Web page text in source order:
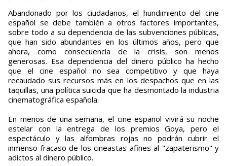
Abandonado por los ciudadanos, el hundimiento del cine
español se debe también a otros factores importantes,
sobre todo a su dependencia de las subvenciones públicas,
que han sido abundantes en los últimos años, pero que
ahora, como consecuencia de la crisis, son menos
generosas. Esa dependencia del dinero público ha hecho
que el cine español no sea competitivo y que haya
recaudado sus recursos más en los despachos que en las
taquillas, una política suicida que ha desmontado la industria
cinematográfica española.
En menos de una semana, el cine español vivirá su noche
estelar con la entrega de los premios Goya, pero el
espectáculo y las alfombras rojas no podrán cubrir el
inmenso fracaso de los cineastas afines al "zapaterismo" y
adictos al dinero público.